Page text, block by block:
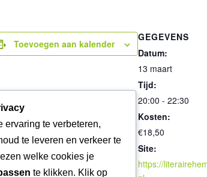
Toevoegen aan kalender
GEGEVENS
Datum:
13 maart
Tijd:
20:00 - 22:30
Kosten:
€18,50
Site:
https://
ervaring te verbeteren,
te leveren en verkeer te
welke cookies je
te klikken. Klik op